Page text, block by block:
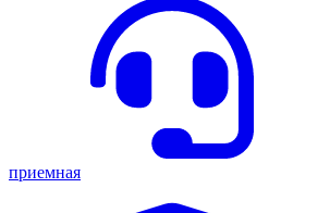
приемная